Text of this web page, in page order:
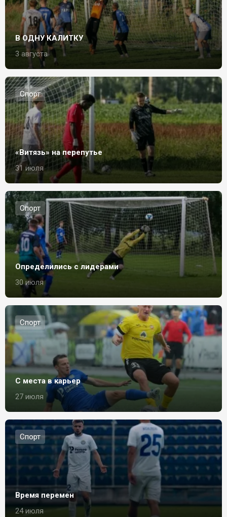
В ОДНУ КАЛИТКУ
3 августа
Спорт
«Витязь» на перепутье
31 июля
Спорт
Определились с лидерами
30 июля
Спорт
С места в карьер
27 июля
Спорт
Время перемен
24 июля